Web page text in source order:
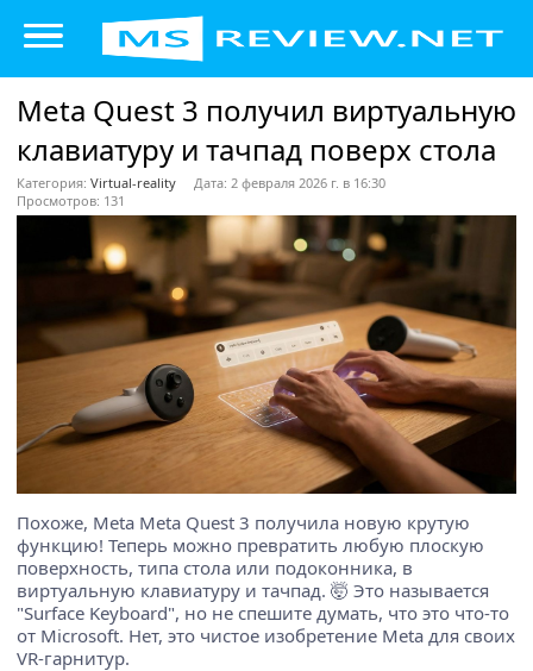
Meta Quest 3 получил виртуальную
клавиатуру и тачпад поверх стола
Категория: Virtual-reality
Дата: 2 февраля 2026 г. в 16:30
Просмотров: 131
Похоже, Meta Meta Quest 3 получила новую крутую
функцию! Теперь можно превратить любую плоскую
поверхность, типа стола или подоконника, в
виртуальную клавиатуру и тачпад. 🤯 Это называется
"Surface Keyboard", но не спешите думать, что это что-то
от Microsoft. Нет, это чистое изобретение Meta для своих
VR-гарнитур.